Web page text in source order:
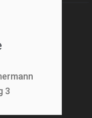
3